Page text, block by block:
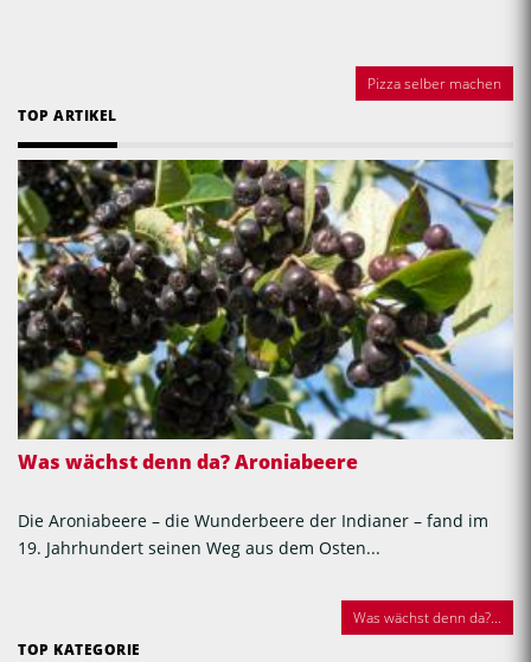
Pizza selber machen
TOP ARTIKEL
Was wächst denn da? Aroniabeere
Die Aroniabeere – die Wunderbeere der Indianer – fand im
19. Jahrhundert seinen Weg aus dem Osten...
Was wächst denn da?...
TOP KATEGORIE